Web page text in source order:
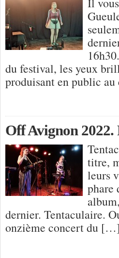
du festival, les yeux
produisant en public
Off Avignon
titre,
leurs
phare
dernier. Tentaculaire.
onzième concert du […]